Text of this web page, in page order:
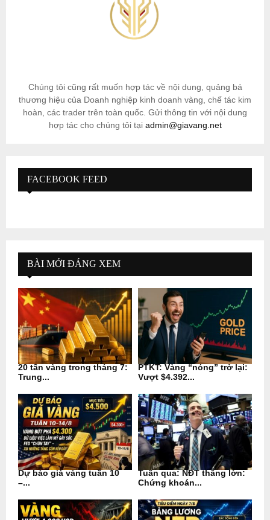
Chúng tôi cũng rất muốn hợp tác về nội dung, quảng bá
thương hiệu của Doanh nghiệp kinh doanh vàng, chế tác kim
hoàn, các trader trên toàn quốc. Gửi thông tin với nội dung
hợp tác cho chúng tôi tại admin@giavang.net
FACEBOOK FEED
BÀI MỚI ĐÁNG XEM
20 tấn vàng trong tháng 7:
Trung...
PTKT: Vàng “nóng” trở lại:
Vượt $4.392...
Dự báo giá vàng tuần 10
–...
Tuần qua: NĐT thắng lớn:
Chứng khoán...